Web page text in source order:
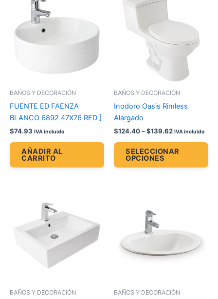
BAÑOS Y DECORACIÓN
FUENTE ED FAENZA
BLANCO 6892 47X76 RED ]
$74.93 IVA incluido
AÑADIR AL
CARRITO
BAÑOS Y DECORACIÓN
Inodoro Oasis Rimless
Alargado
$124.40–$139.62
$139.62
IVA incluido
SELECCIONAR
OPCIONES
de
BAÑOS Y DECORACIÓN BAÑOS Y DECORACIÓN